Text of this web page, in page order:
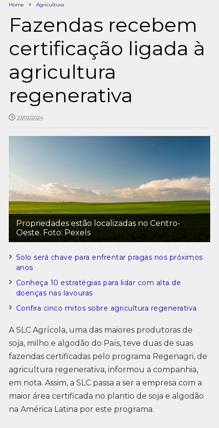
Home Agricultura
Fazendas recebem
certificação ligada à
agricultura
regenerativa
23/02/2024
Propriedades estão localizadas no Centro-
Oeste. Foto: Pexels
Solo será chave para enfrentar pragas nos próximos
anos
Conheça 10 estratégias para lidar com alta de
doenças nas lavouras
Confira cinco mitos sobre agricultura regenerativa
A SLC Agrícola, uma das maiores produtoras de
soja, milho e algodão do País, teve duas de suas
fazendas certificadas pelo programa Regenagri, de
agricultura regenerativa, informou a companhia,
em nota. Assim, a SLC passa a ser a empresa com a
maior área certificada no plantio de soja e algodão
na América Latina por este programa.